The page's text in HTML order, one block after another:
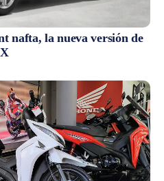
nafta, la nueva versión de